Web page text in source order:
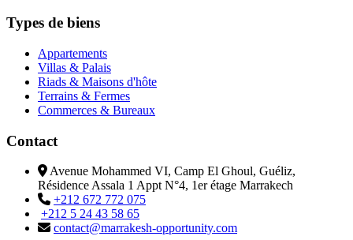
Types de biens
Appartements
Villas & Palais
Riads & Maisons d'hôte
Terrains & Fermes
Commerces & Bureaux
Contact
Avenue Mohammed VI, Camp El Ghoul, Guéliz,
Résidence Assala 1 Appt N°4, 1er étage Marrakech
+212 672 772 075
+212 5 24 43 58 65
contact@marrakesh-opportunity.com